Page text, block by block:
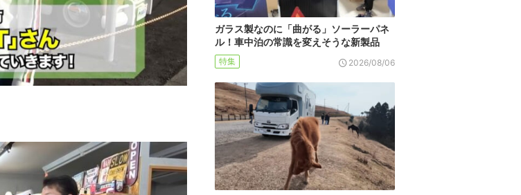
ガラス製なのに「曲がる」ソーラーパネ
ル！車中泊の常識を変えそうな新製品
特集 2026/08/06